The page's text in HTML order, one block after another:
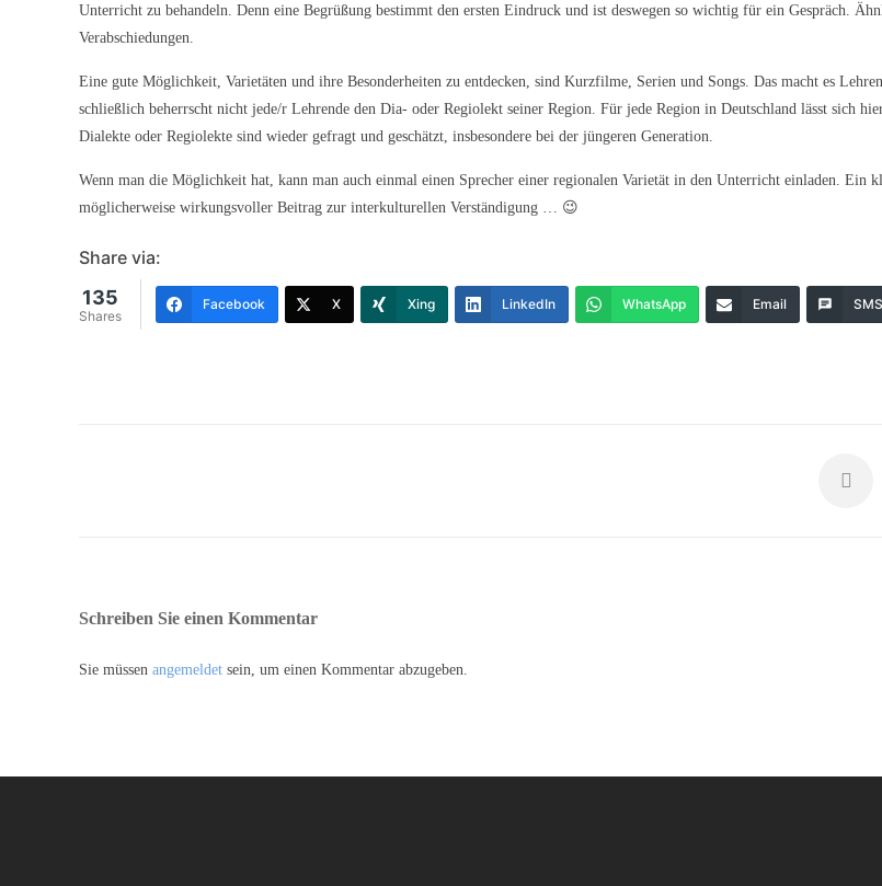
Unterricht zu behandeln. Denn eine Begrüßung bestimmt den ersten Eindruck und ist deswegen so wichtig für ein Gespräch.
Verabschiedungen.
Eine gute Möglichkeit, Varietäten und ihre Besonderheiten zu entdecken, sind Kurzfilme, Serien und Songs. Das macht es
schließlich beherrscht nicht jede/r Lehrende den Dia- oder Regiolekt seiner Region. Für jede Region in Deutschland lässt sich
Dialekte oder Regiolekte sind wieder gefragt und geschätzt, insbesondere bei der jüngeren Generation.
Wenn man die Möglichkeit hat, kann man auch einmal einen Sprecher einer regionalen Varietät in den Unterricht einladen. Ein
möglicherweise wirkungsvoller Beitrag zur interkulturellen Verständigung … 😉
Share via:
135
Shares
Facebook X Xing LinkedIn WhatsApp Email SMS
Schreiben Sie einen Kommentar
Sie müssen angemeldet sein, um einen Kommentar abzugeben.